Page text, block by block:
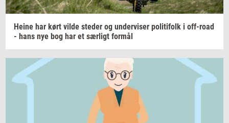
Heine har kørt vilde ste­der og un­der­vi­ser po­li­ti­folk i off-​road
- hans nye bog har et sær­ligt for­mål